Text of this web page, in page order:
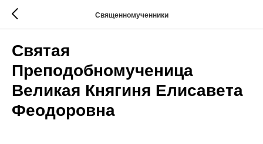
Священномученники
Святая
Преподобномученица
Великая Княгиня Елисавета
Феодоровна